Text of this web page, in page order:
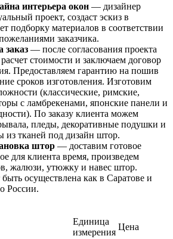
интерьера окон — дизайнер
проект, создаст эскиз в
подборку материалов в соответствии
заказчика.
— после согласования проекта
стоимости и заключаем договор
Предоставляем гарантию на пошив
сроков изготовления. Изготовим
(классические, римские,
с ламбрекенами, японские панели и
По заказу клиента можем
пледы, декоративные подушки и
из тканей под дизайн штор.
штор — доставим готовое
для клиента время, произведем
жалюзи, утюжку и навес штор.
осуществлена как в Саратове и
России.
Единица
измерения
Цена